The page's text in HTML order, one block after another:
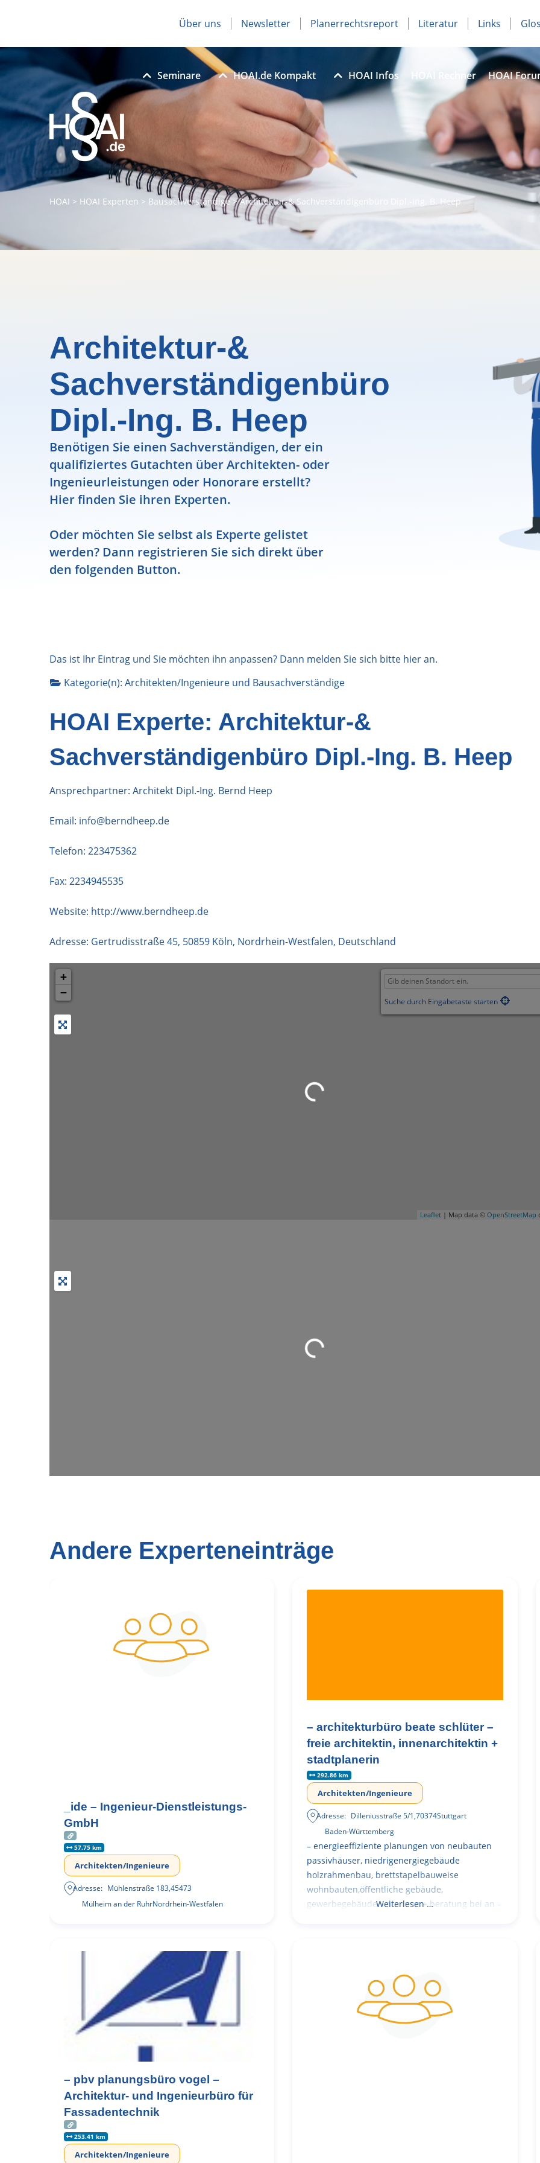
Über uns Newsletter Planerrechtsreport Literatur Links
Seminare HOAI.de Kompakt HOAI Infos HOAI Rechner HOAI
HOAI > HOAI Experten > Bausachverständige>Architektur-& Sachverständigenbüro Dipl.-Ing. B. Heep
Architektur-&
Sachverständigenbüro
Dipl.-Ing. B. Heep
Benötigen Sie einen Sachverständigen, der ein
qualifiziertes Gutachten über Architekten- oder
Ingenieurleistungen oder Honorare erstellt?
Hier finden Sie ihren Experten.
Oder möchten Sie selbst als Experte gelistet
werden? Dann registrieren Sie sich direkt über
den folgenden Button.
Das ist Ihr Eintrag und Sie möchten ihn anpassen? Dann melden Sie sich bitte hieran.
Kategorie(n): Architekten/Ingenieure und Bausachverständige
HOAI Experte: Architektur-&
Sachverständigenbüro Dipl.-Ing. B. Heep
Ansprechpartner: Architekt Dipl.-Ing. Bernd Heep
Email: info@berndheep.de
Telefon: 223475362
Fax: 2234945535
Website: http://www.berndheep.de
Adresse: Gertrudisstraße 45, 50859 Köln, Nordrhein-Westfalen, Deutschland
+
−
Suche durch Eingabetaste starten
Leaflet | Map data © OpenStreetMap
Wird geladen …
Andere Experteneinträge
_ide – Ingenieur-Dienstleistungs-
GmbH
57.75 km
Architekten/Ingenieure
Adresse: Mühlenstraße 183,45473
Mülheim an der RuhrNordrhein-Westfalen
– architekturbüro beate schlüter –
freie architektin, innenarchitektin +
stadtplanerin
292.86 km
Architekten/Ingenieure
Adresse: Dilleniusstraße 5/1,70374Stuttgart
Baden-Württemberg
– energieeffiziente planungen von neubauten
passivhäuser, niedrigenergiegebäude
holzrahmenbau, brettstapelbauweise
wohnbauten,öffentliche gebäude,
gewerbegebäude – planung + beratung bei an –
Weiterlesen …
– pbv planungsbüro vogel –
Architektur- und Ingenieurbüro für
Fassadentechnik
253.41 km
Architekten/Ingenieure